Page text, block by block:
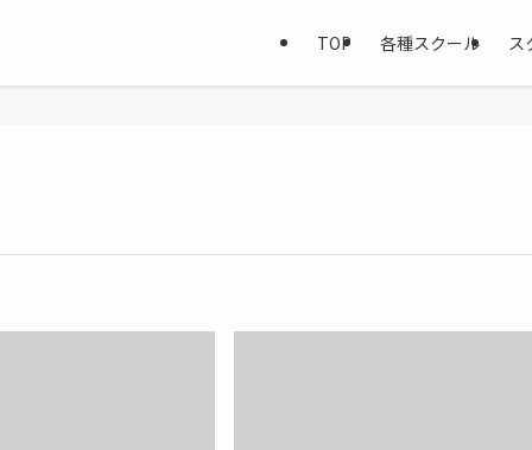
TOP 各種スクール ス